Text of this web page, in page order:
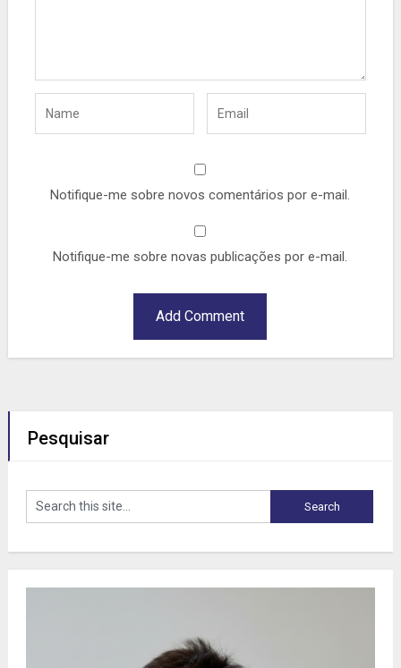
Notifique-me sobre novos comentários por e-mail.
Notifique-me sobre novas publicações por e-mail.
Pesquisar